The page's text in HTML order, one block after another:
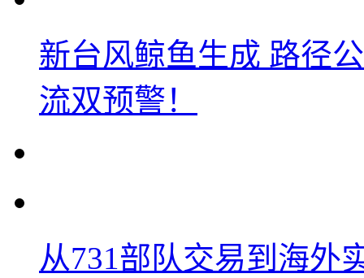
新台风鲸鱼生成 路径
流双预警！
从731部队交易到海外